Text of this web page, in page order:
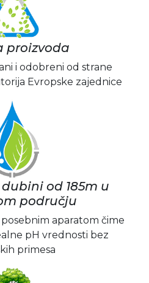
proizvoda
i odobreni od strane
Evropske zajednice
od 185m u
području
aparatom čime
pH vrednosti bez
primesa